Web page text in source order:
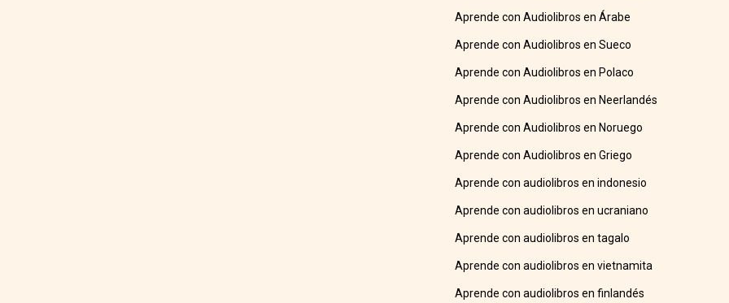
Aprende con Audiolibros en Árabe
Aprende con Audiolibros en Sueco
Aprende con Audiolibros en Polaco
Aprende con Audiolibros en Neerlandés
Aprende con Audiolibros en Noruego
Aprende con Audiolibros en Griego
Aprende con audiolibros en indonesio
Aprende con audiolibros en ucraniano
Aprende con audiolibros en tagalo
Aprende con audiolibros en vietnamita
Aprende con audiolibros en finlandés